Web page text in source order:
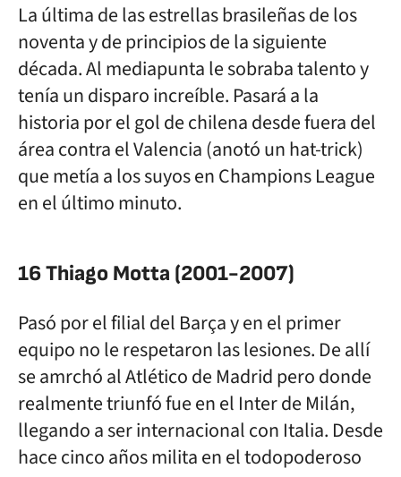
La última de las estrellas brasileñas de los
noventa y de principios de la siguiente
década. Al mediapunta le sobraba talento y
tenía un disparo increíble. Pasará a la
historia por el gol de chilena desde fuera del
área contra el Valencia (anotó un hat-trick)
que metía a los suyos en Champions League
en el último minuto.
16 Thiago Motta (2001-2007)
Pasó por el filial del Barça y en el primer
equipo no le respetaron las lesiones. De allí
se amrchó al Atlético de Madrid pero donde
realmente triunfó fue en el Inter de Milán,
llegando a ser internacional con Italia. Desde
hace cinco años milita en el todopoderoso